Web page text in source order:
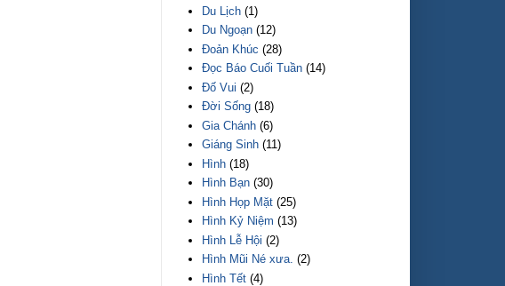
Du Lịch (1)
Du Ngoạn (12)
Đoản Khúc (28)
Đọc Báo Cuối Tuần (14)
Đố Vui (2)
Đời Sống (18)
Gia Chánh (6)
Giáng Sinh (11)
Hình (18)
Hình Bạn (30)
Hình Họp Mặt (25)
Hình Kỷ Niệm (13)
Hình Lễ Hội (2)
Hình Mũi Né xưa. (2)
Hình Tết (4)